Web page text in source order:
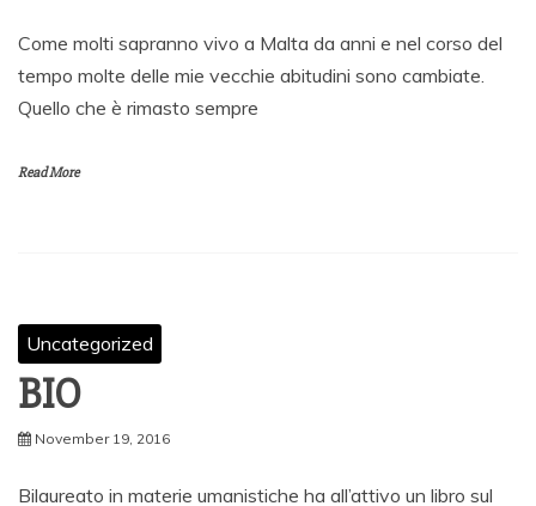
Come molti sapranno vivo a Malta da anni e nel corso del
tempo molte delle mie vecchie abitudini sono cambiate.
Quello che è rimasto sempre
Read More
Uncategorized
BIO
November 19, 2016
Bilaureato in materie umanistiche ha all’attivo un libro sul